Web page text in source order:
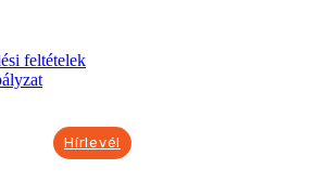
feltételek
Hírlevél